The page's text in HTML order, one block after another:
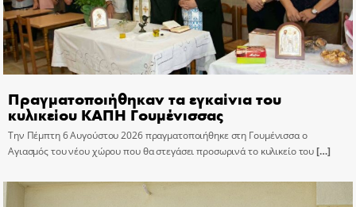
Πραγματοποιήθηκαν τα εγκαίνια του
κυλικείου ΚΑΠΗ Γουμένισσας
Την Πέμπτη 6 Αυγούστου 2026 πραγματοποιήθηκε στη Γουμένισσα ο
Αγιασμός του νέου χώρου που θα στεγάσει προσωρινά το κυλικείο του[…]